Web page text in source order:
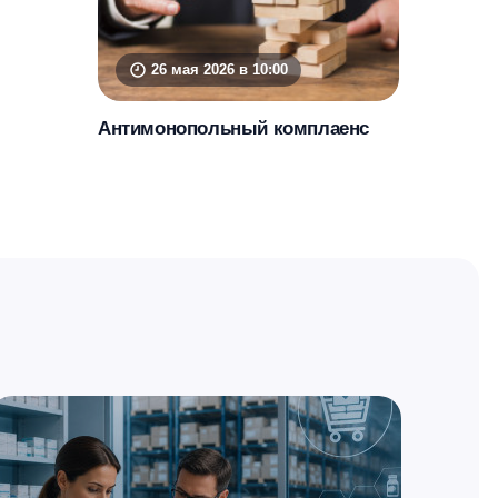
26 мая 2026 в 10:00
Антимонопольный комплаенс